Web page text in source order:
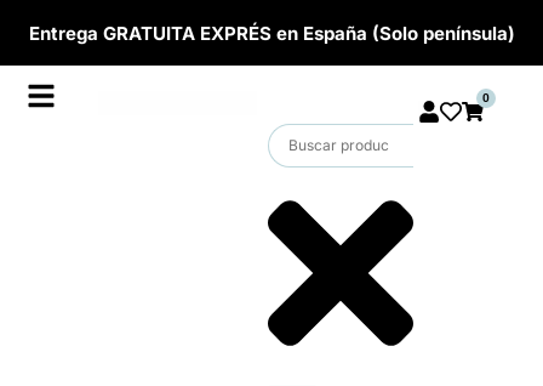
Entrega GRATUITA EXPRÉS en España (Solo península)
0